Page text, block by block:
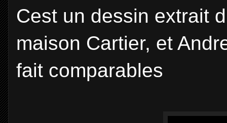
Cest un dessin extrait
maison Cartier, et
fait comparables